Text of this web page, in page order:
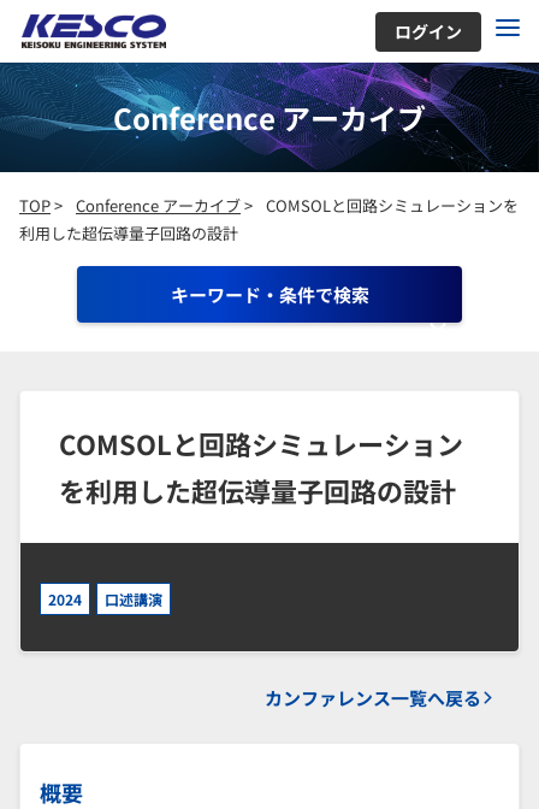
ログイン
Conference アーカイブ
TOP> Conference アーカイブ> COMSOLと回路シミュレーションを
利用した超伝導量子回路の設計
キーワード・条件で検索
COMSOLと回路シミュレーション
を利用した超伝導量子回路の設計
2024 口述講演
カンファレンス一覧へ戻る
概要